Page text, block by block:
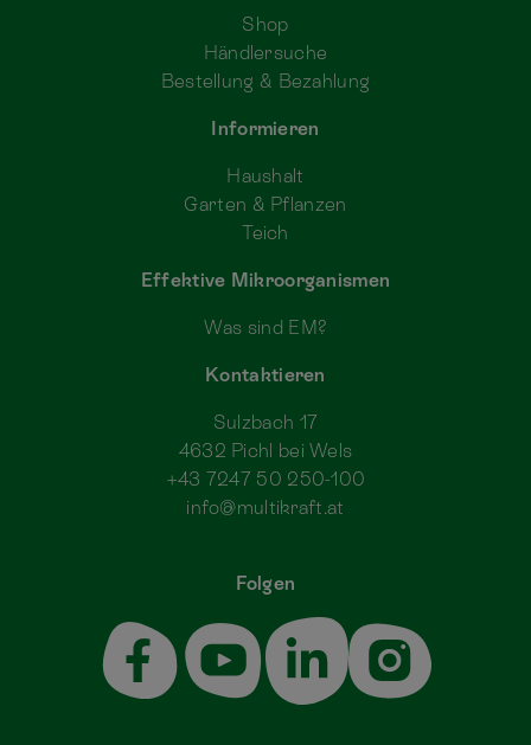
Folgen
Shop
Händlersuche
Bestellung & Bezahlung
Informieren
Haushalt
Garten & Pflanzen
Teich
Effektive Mikroorganismen
Was sind EM?
Kontaktieren
Sulzbach 17
4632 Pichl bei Wels
+43 7247 50 250-100
info@multikraft.at